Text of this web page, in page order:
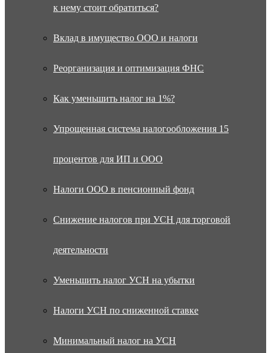
к нему стоит обратиться?
Вклад в имущество ООО и налоги
Реорганизация и оптимизация ФНС
Как уменьшить налог на 1%?
Упрощенная система налогообложения 15
процентов для ИП и ООО
Налоги ООО в пенсионный фонд
Снижение налогов при УСН для торговой
деятельности
Уменьшить налог УСН на убытки
Налоги УСН по сниженной ставке
Минимальный налог на УСН